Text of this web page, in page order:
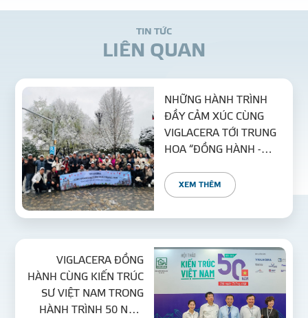
TIN TỨC
LIÊN QUAN
NHỮNG HÀNH TRÌNH
ĐẦY CẢM XÚC CÙNG
VIGLACERA TỚI TRUNG
HOA “ĐỒNG HÀNH -
VƯƠN XA”
XEM THÊM
VIGLACERA ĐỒNG
HÀNH CÙNG KIẾN TRÚC
SƯ VIỆT NAM TRONG
HÀNH TRÌNH 50 NĂM